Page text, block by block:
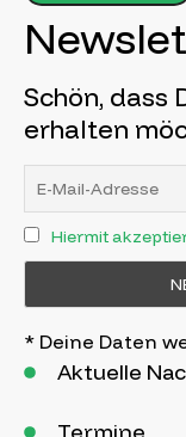
Schön, dass
erhalten
Hiermit
* Deine Daten
Aktuelle